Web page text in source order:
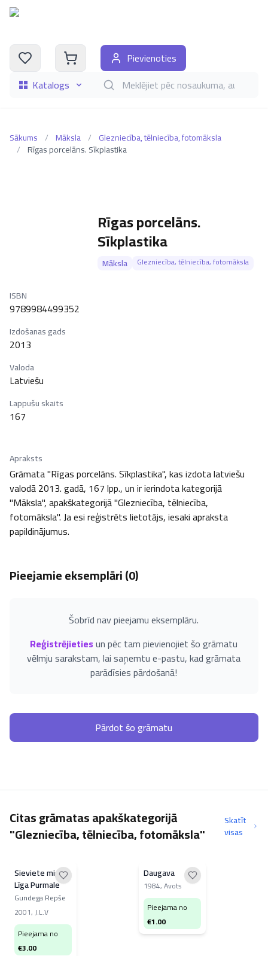
Katalogs Meklēt grāmatas pēc nosaukuma, autora,
Pievienoties
Sākums / Māksla / Glezniecība, tēlniecība, fotomāksla
/ Rīgas porcelāns. Sīkplastika
Rīgas porcelāns.
Sīkplastika
Māksla Glezniecība, tēlniecība, fotomāksla
ISBN
9789984499352
Izdošanas gads
2013
Valoda
Latviešu
Lappušu skaits
167
Apraksts
Grāmata "Rīgas porcelāns. Sīkplastika", kas izdota latviešu
valodā 2013. gadā, 167 lpp., un ir ierindota kategorijā
"Māksla", apakškategorijā "Glezniecība, tēlniecība,
fotomāksla". Ja esi reģistrēts lietotājs, iesaki apraksta
papildinājumus.
Pieejamie eksemplāri (0)
Šobrīd nav pieejamu eksemplāru.
Reģistrējietiesun pēc tam pievienojiet šo grāmatu
vēlmju sarakstam, lai saņemtu e-pastu, kad grāmata
parādīsies pārdošanā!
Pārdot šo grāmatu
Citas grāmatas apakškategorijā
"Glezniecība, tēlniecība, fotomāksla"
Skatīt
visas
Sieviete miglā.
Līga Purmale
Gundega Repše
2001,J.L.V
Pieejama no
€3.00
Daugava
1984,Avots
Pieejama no
€1.00